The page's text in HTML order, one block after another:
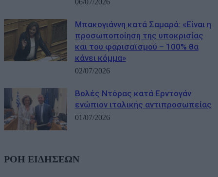
06/07/2026
Μπακογιάννη κατά Σαμαρά: «Είναι η
προσωποποίηση της υποκρισίας
και του φαρισαϊσμού – 100% θα
κάνει κόμμα»
02/07/2026
Βολές Ντόρας κατά Ερντογάν
ενώπιον ιταλικής αντιπροσωπείας
01/07/2026
ΡΟΗ ΕΙΔΗΣΕΩΝ